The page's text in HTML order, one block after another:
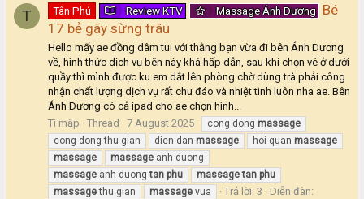
T Tân Phú Review KTV Massage Ánh Dương Bé
17 bẻ gãy sừng trâu
Hello mấy ae đồng dâm tui với thằng bạn vừa đi bên Ánh Dương
về, hình thức dịch vụ bên này khá hấp dẫn, sau khi chọn vé ở dưới
quầy thì mình được ku em dắt lên phòng chờ dùng trà phải công
nhận chất lượng dịch vụ rất chu đáo và nhiệt tình luôn nha ae. Bên
Ánh Dương có cả ipad cho ae chọn hình...
Tí mập
Thread 7 August 2025 cong dong massage
cong dong thu gian
dien dan massage hoi quan massage
massage
massage anh duong
massage anh duongtan phu massage tan phu
massagethu gian massage vua Trả lời: 3
Diễn đàn: